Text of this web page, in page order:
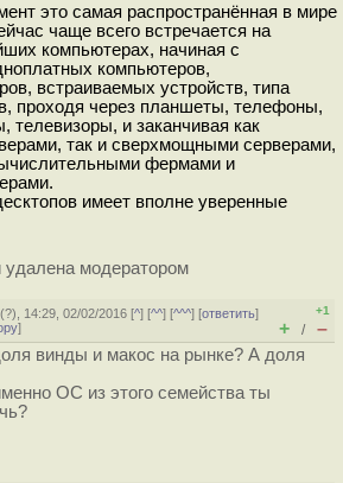
это самая распространённая в мире
чаще всего встречается на
компьютерах, начиная с
компьютеров,
встраиваемых устройств, типа
проходя через планшеты, телефоны,
телевизоры, и заканчивая как
так и сверхмощными серверами,
фермами и
имеет вполне уверенные
удалена модератором
(?), 14:29, 02/02/2016 [^] [^^] [^^^] [ответить]
]
+1
+ / –
винды и макос на рынке? А доля
ОС из этого семейства ты